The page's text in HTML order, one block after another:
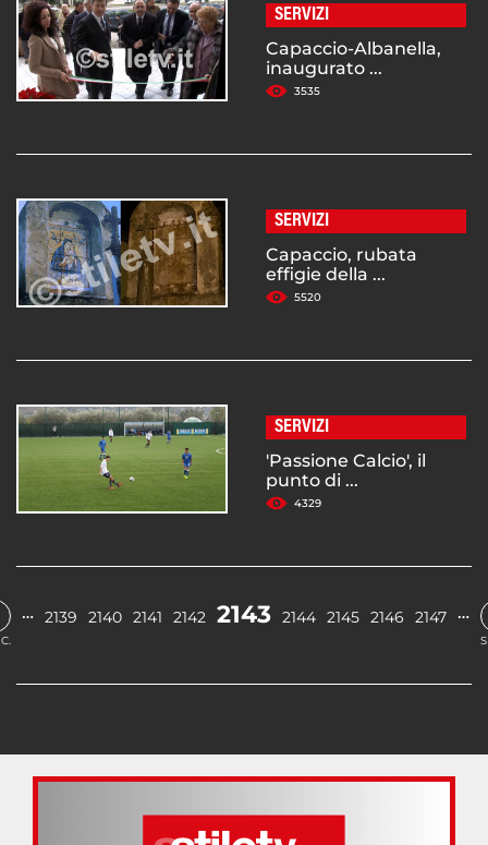
SERVIZI
Capaccio-Albanella,
inaugurato ...
3535
SERVIZI
Capaccio, rubata
effigie della ...
5520
SERVIZI
'Passione Calcio', il
punto di ...
4329
… 2139 2140 2141 2142 2143 2144 2145 2146 2147 …